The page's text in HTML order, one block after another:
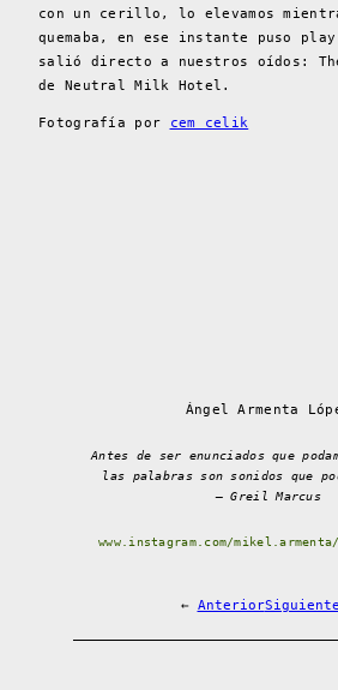
con un cerillo, lo elevamos
quemaba, en ese instante puso
salió directo a nuestros oídos:
de Neutral Milk Hotel.
Fotografía por cem celik
Ángel Armenta
Antes de ser enunciados que
las palabras son sonidos que
– Greil Marcus
www.instagram.com/mikel.armenta/
← AnteriorSiguiente